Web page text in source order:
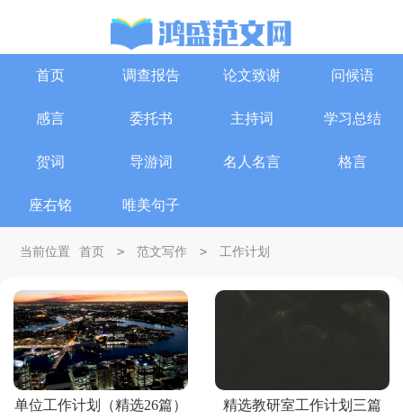
首页 调查报告 论文致谢 问候语
感言 委托书 主持词 学习总结
贺词 导游词 名人名言 格言
座右铭 唯美句子
当前位置 首页 > 范文写作 > 工作计划
单位工作计划（精选26篇） 精选教研室工作计划三篇